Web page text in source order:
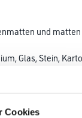
Cookies
und
Glas, Stein,